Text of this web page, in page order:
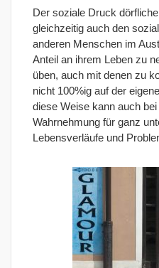
Der soziale Druck
gleichzeitig auch den
anderen Menschen im
Anteil an ihrem Leben zu
üben, auch mit denen zu
nicht 100%ig auf der
diese Weise kann auch
Wahrnehmung für ganz
Lebensverläufe und